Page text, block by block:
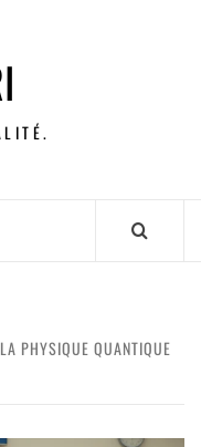
PHYSIQUE QUANTIQUE